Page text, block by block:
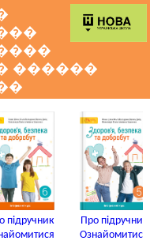
������
підручник
Про підручник
Ознайомитися